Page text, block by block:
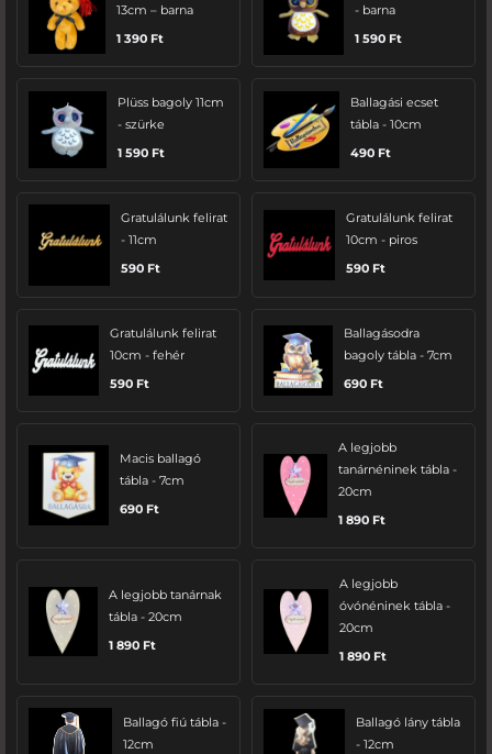
13cm – barna
1 390 Ft
- barna
1 590 Ft
Plüss bagoly 11cm
- szürke
1 590 Ft
Ballagási ecset
tábla - 10cm
490 Ft
Gratulálunk felirat
- 11cm
590 Ft
Gratulálunk felirat
10cm - piros
590 Ft
Gratulálunk felirat
10cm - fehér
590 Ft
Ballagásodra
bagoly tábla - 7cm
690 Ft
Macis ballagó
tábla - 7cm
690 Ft
A legjobb
tanárnéninek tábla -
20cm
1 890 Ft
A legjobb tanárnak
tábla - 20cm
1 890 Ft
A legjobb
óvónéninek tábla -
20cm
1 890 Ft
Ballagó fiú tábla -
12cm
Ballagó lány tábla
- 12cm